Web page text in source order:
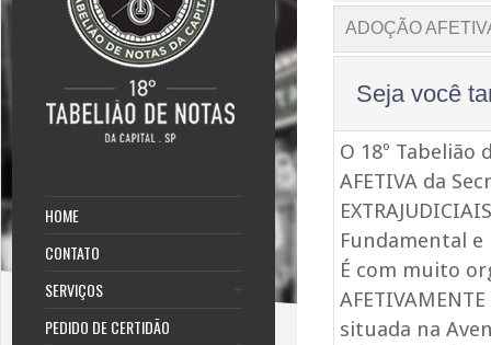
HOME
CONTATO
SERVIÇOS
PEDIDO DE CERTIDÃO
ADOÇÃO
Seja você
O 18º Tabelião
AFETIVA da
Fundamental e
É com muito
AFETIVAMENTE
situada na